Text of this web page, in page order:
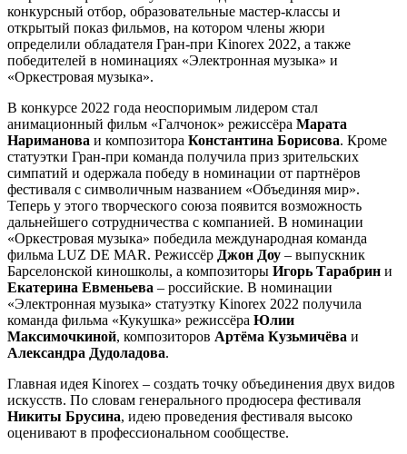
конкурсный отбор, образовательные мастер-классы и
открытый показ фильмов, на котором члены жюри
определили обладателя Гран-при Kinorex 2022, а также
победителей в номинациях «Электронная музыка» и
«Оркестровая музыка».
В конкурсе 2022 года неоспоримым лидером стал
анимационный фильм «Галчонок» режиссёра Марата
Нариманова и композитора Константина Борисова. Кроме
статуэтки Гран-при команда получила приз зрительских
симпатий и одержала победу в номинации от партнёров
фестиваля с символичным названием «Объединяя мир».
Теперь у этого творческого союза появится возможность
дальнейшего сотрудничества с компанией. В номинации
«Оркестровая музыка» победила международная команда
фильма LUZ DE MAR. Режиссёр Джон Доу – выпускник
Барселонской киношколы, а композиторы Игорь Тарабрин и
Екатерина Евменьева – российские. В номинации
«Электронная музыка» статуэтку Kinorex 2022 получила
команда фильма «Кукушка» режиссёра Юлии
Максимочкиной, композиторов Артёма Кузьмичёва и
Александра Дудоладова.
Главная идея Kinorex – создать точку объединения двух видов
искусств. По словам генерального продюсера фестиваля
Никиты Брусина, идею проведения фестиваля высоко
оценивают в профессиональном сообществе.